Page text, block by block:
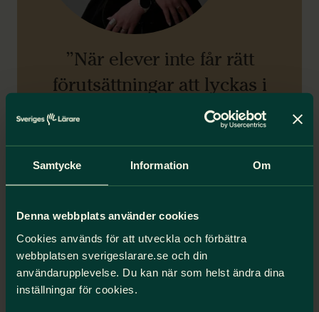
Samtycke Information Om
Denna webbplats använder cookies
Cookies används för att utveckla och förbättra
webbplatsen sverigeslarare.se och din
användarupplevelse. Du kan när som helst ändra dina
inställningar för cookies.
”När elever inte får rätt
förutsättningar att lyckas i
skolan ökar risken att de
hamnar i utanförskap och i
värsta fall kriminalitet.”
Medielänkar
SVT Morgonstudion